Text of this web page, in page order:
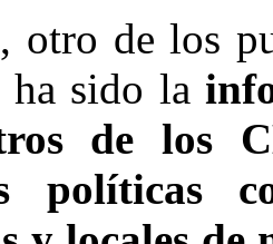
otro de los
ha sido la
de los
políticas